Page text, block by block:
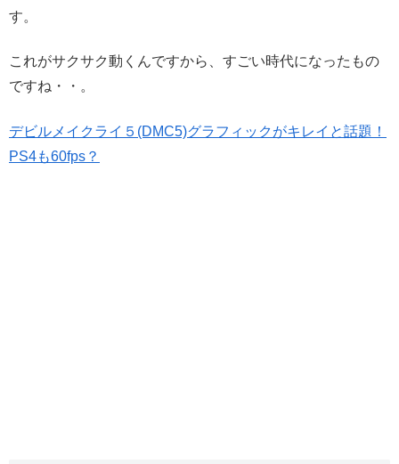
す。
これがサクサク動くんですから、すごい時代になったもの
ですね・・。
デビルメイクライ５(DMC5)グラフィックがキレイと話題！
PS4も60fps？